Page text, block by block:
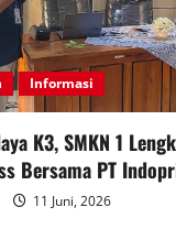
Informasi
K3, SMKN 1
Bersama PT
11 Juni, 2026